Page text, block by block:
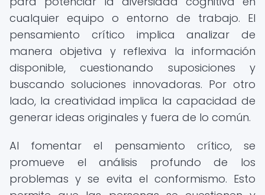
cualquier equipo o entorno de trabajo. El
pensamiento crítico implica analizar de
manera objetiva y reflexiva la información
disponible, cuestionando suposiciones y
buscando soluciones innovadoras. Por otro
lado, la creatividad implica la capacidad de
generar ideas originales y fuera de lo común.
Al fomentar el pensamiento crítico, se
promueve el análisis profundo de los
problemas y se evita el conformismo. Esto